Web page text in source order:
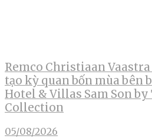
Remco Christiaan
tạo kỳ quan bốn mùa bên
Hotel & Villas Sam Son
Collection
05/08/2026